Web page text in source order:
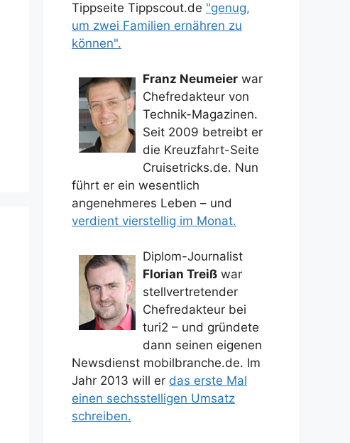
Tippseite Tippscout.de "genug,
um zwei Familien ernähren zu
können".
Franz Neumeier war
Chefredakteur von
Technik-Magazinen.
Seit 2009 betreibt er
die Kreuzfahrt-Seite
Cruisetricks.de. Nun
führt er ein wesentlich
angenehmeres Leben – und
verdient vierstellig im Monat.
Diplom-Journalist
Florian Treiß war
stellvertretender
Chefredakteur bei
turi2 – und gründete
dann seinen eigenen
Newsdienst mobilbranche.de. Im
Jahr 2013 will er das erste Mal
einen sechsstelligen Umsatz
schreiben.